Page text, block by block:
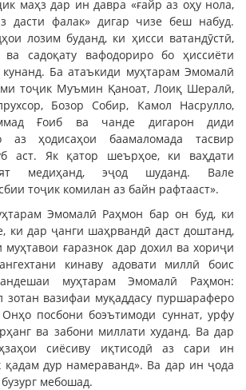
маҳз дар ин давра «ғайр аз оҳу нола,
дасти фалак» дигар чизе беш набуд.
лозим буданд, ки ҳисси ватандӯстӣ,
садоқату вафодориро бо ҳиссиёти
Ба атаъкиди муҳтарам Эмомалӣ
тоҷик Муъмин Қаноат, Лоиқ Шералӣ,
Бозор Собир, Камол Насрулло,
Ғоиб ва чанде дигарон диди
аз ҳодисаҳои баамаломада тасвир
аст. Як қатор шеърҳое, ки ваҳдати
медиҳанд, эҷод шуданд. Вале
тоҷик комилан аз байн рафтааст».
Эмомалӣ Раҳмон бар он буд, ки
ки дар ҷанги шаҳрвандӣ даст доштанд,
ғаразнок дар дохил ва хориҷи
кинаву адовати миллӣ боис
муҳтарам Эмомалӣ Раҳмон:
зотан вазифаи муқаддасу пуршараферо
посбони боэътимоди суннат, урфу
ва забони миллати худанд. Ва дар
сиёсиву иқтисодӣ аз сари ин
қадам дур намераванд». Ва дар ин ҷода
мебошад.